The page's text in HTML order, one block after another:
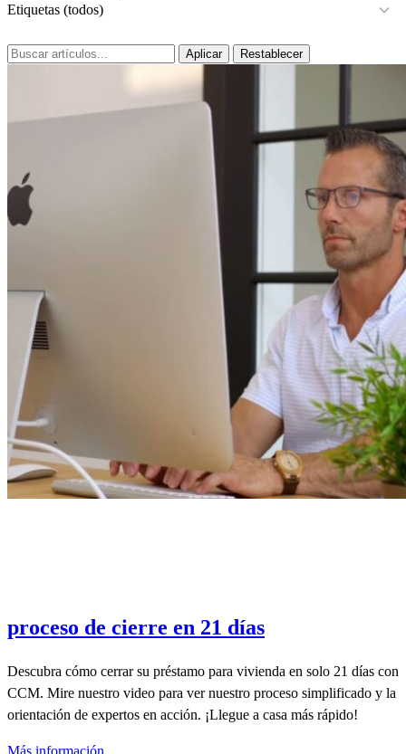
Etiquetas (todos)
Aplicar Restablecer
proceso de cierre en 21 días
Descubra cómo cerrar su préstamo para vivienda en solo 21 días con
CCM. Mire nuestro video para ver nuestro proceso simplificado y la
orientación de expertos en acción. ¡Llegue a casa más rápido!